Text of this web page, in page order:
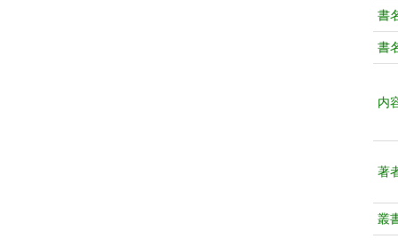
書
書
内
著
叢